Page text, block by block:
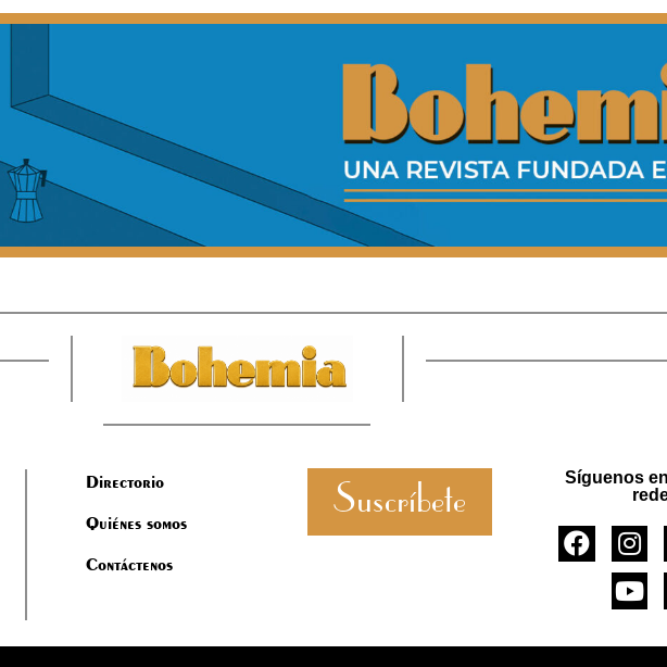
Directorio
Quiénes somos
Contáctenos
Suscríbete
Síguenos